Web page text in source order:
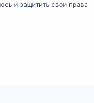
и защитить свои права